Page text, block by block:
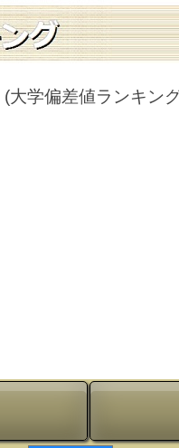
(大学偏差値ランキン